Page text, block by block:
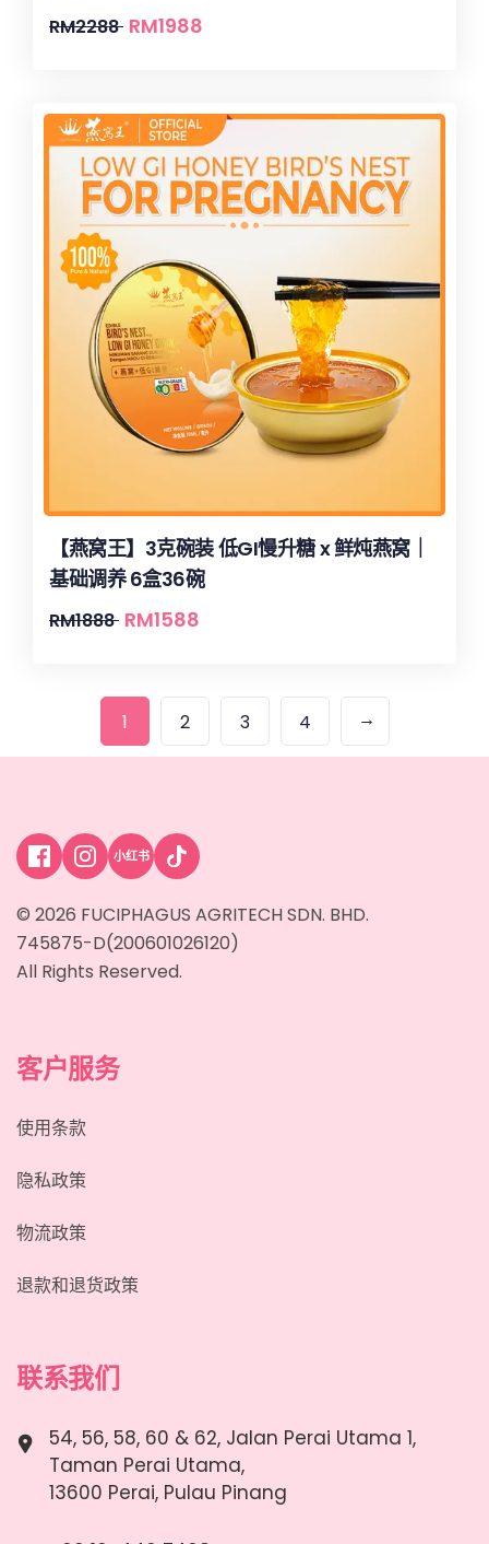
RM2288 RM1988
【燕窝王】3克碗装 低GI慢升糖 x 鲜炖燕窝｜
基础调养 6盒36碗
RM1888 RM1588
1 2 3 4 →
小红书
© 2026 FUCIPHAGUS AGRITECH SDN. BHD.
745875-D(200601026120)
All Rights Reserved.
客户服务
使用条款
隐私政策
物流政策
退款和退货政策
联系我们
54, 56, 58, 60 & 62, Jalan Perai Utama 1,
Taman Perai Utama,
13600 Perai, Pulau Pinang